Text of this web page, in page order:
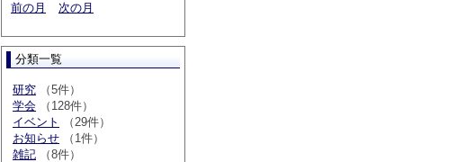
前の月
次の月
分類一覧
研究 （5件）
学会 （128件）
イベント
（29件）
お知らせ （1件）
雑記 （8件）